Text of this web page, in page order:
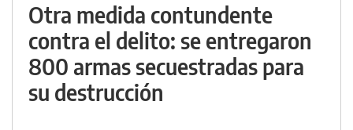
Otra medida contundente
contra el delito: se entregaron
800 armas secuestradas para
su destrucción